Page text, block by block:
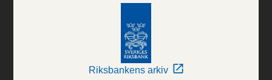
Riksbankens arkiv